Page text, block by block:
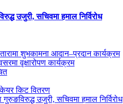
उजुरी, सचिवमा हमाल निर्विरोध
शुभकामना आदान–प्रदान कार्यक्रम
वृक्षारोपण कार्यक्रम
किट वितरण
गुरुङविरुद्ध उजुरी, सचिवमा हमाल निर्विरोध